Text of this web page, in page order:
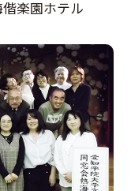
楽園ホテル